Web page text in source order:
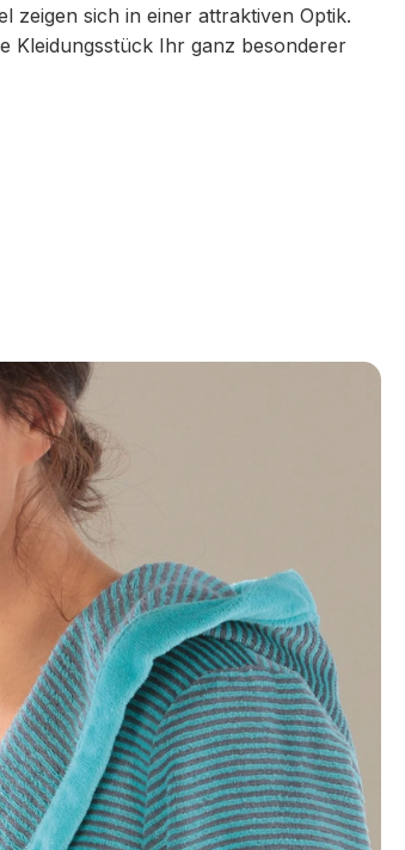
zeigen sich in einer attraktiven Optik.
Kleidungsstück Ihr ganz besonderer